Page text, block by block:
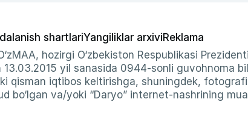
shartlariYangiliklar arxiviReklama
hozirgi O‘zbekiston Respublikasi
yil sanasida 0944-sonli guvohnoma
qisman iqtibos keltirishga, shuningdek,
va/yoki “Daryo” internet-nashrining